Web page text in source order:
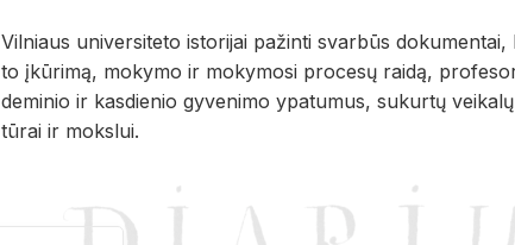
Vil­niaus uni­ver­si­te­to is­to­ri­jai pa­žin­ti svar­būs
to įkū­ri­mą, mo­ky­mo ir mo­ky­mo­si pro­ce­sų rai­dą,
de­mi­nio ir kas­die­nio gy­ve­ni­mo ypa­tu­mus, su­kur­tų
tū­rai ir moks­lui.